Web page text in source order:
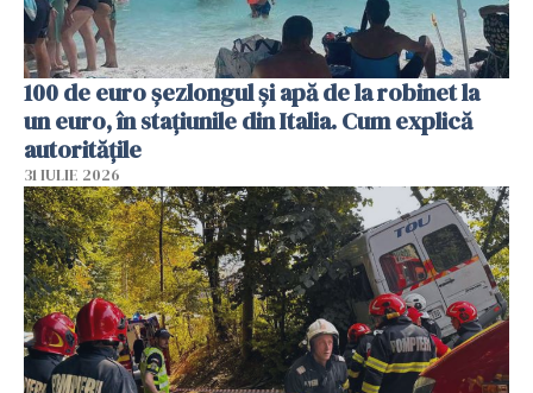
100 de euro șezlongul și apă de la robinet la
un euro, în stațiunile din Italia. Cum explică
autoritățile
31 IULIE 2026